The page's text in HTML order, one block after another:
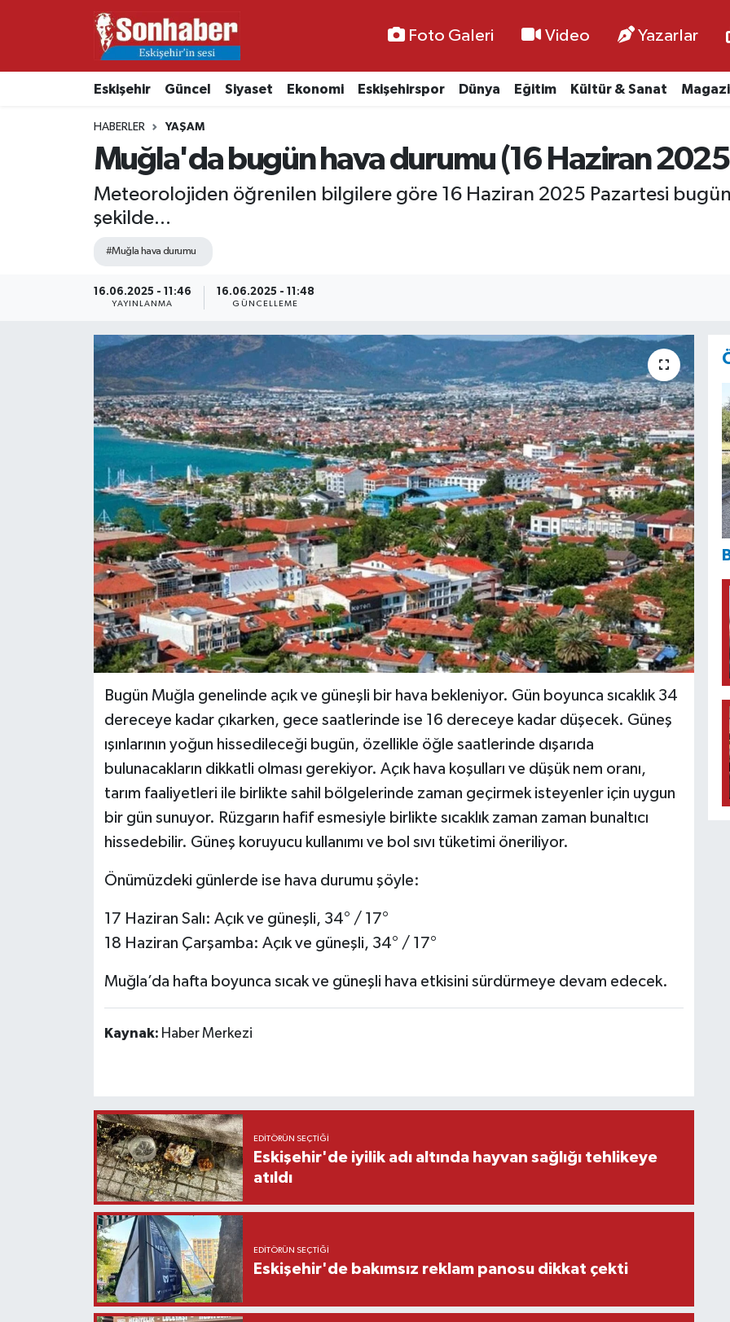
Foto Galeri Video Yazarlar
Eskişehir Güncel Siyaset Ekonomi Eskişehirspor Dünya Eğitim Kültür & Sanat
HABERLER YAŞAM
Muğla'da bugün hava durumu (16 Haziran
Meteorolojiden öğrenilen bilgilere göre 16 Haziran 2025 Pazartesi
şekilde...
#Muğla hava durumu
16.06.2025 - 11:46
YAYINLANMA
16.06.2025 - 11:48
GÜNCELLEME
Bugün Muğla genelinde açık ve güneşli bir hava bekleniyor. Gün boyunca sıcaklık 34
dereceye kadar çıkarken, gece saatlerinde ise 16 dereceye kadar düşecek. Güneş
ışınlarının yoğun hissedileceği bugün, özellikle öğle saatlerinde dışarıda
bulunacakların dikkatli olması gerekiyor. Açık hava koşulları ve düşük nem oranı,
tarım faaliyetleri ile birlikte sahil bölgelerinde zaman geçirmek isteyenler için uygun
bir gün sunuyor. Rüzgarın hafif esmesiyle birlikte sıcaklık zaman zaman bunaltıcı
hissedebilir. Güneş koruyucu kullanımı ve bol sıvı tüketimi öneriliyor.
Önümüzdeki günlerde ise hava durumu şöyle:
17 Haziran Salı: Açık ve güneşli, 34° / 17°
18 Haziran Çarşamba: Açık ve güneşli, 34° / 17°
Muğla’da hafta boyunca sıcak ve güneşli hava etkisini sürdürmeye devam edecek.
Kaynak: Haber Merkezi
EDITÖRÜN SEÇTIĞI
Eskişehir'de iyilik adı altında hayvan sağlığı tehlikeye
atıldı
EDITÖRÜN SEÇTIĞI
Eskişehir'de bakımsız reklam panosu dikkat çekti
Ekonomi
Kültür & Sanat
Resmi İlanlar
Siyaset
Nöbetçi Eczaneler
Namaz Vakitleri
Trafik Durumu
Süper Lig Puan Durumu ve Fikstür
Son Dakika Haberleri
Haber Arşivi